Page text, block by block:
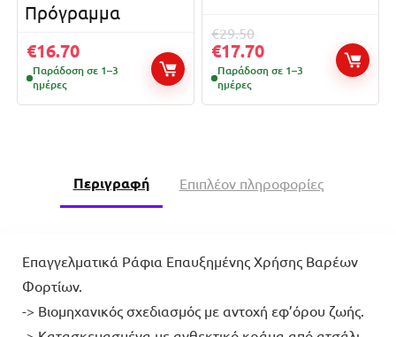
Πρόγραμμα
€16.70
Παράδοση σε 1–3
ημέρες
€29.50
€17.70
Παράδοση σε 1–3
ημέρες
Περιγραφή Επιπλέον πληροφορίες
Επαγγελματικά Ράφια Επαυξημένης Χρήσης Βαρέων
Φορτίων.
-> Βιομηχανικός σχεδιασμός με αντοχή εφ’όρου ζωής.